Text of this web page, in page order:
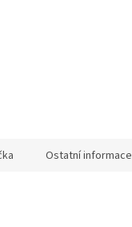
Ostatní informace